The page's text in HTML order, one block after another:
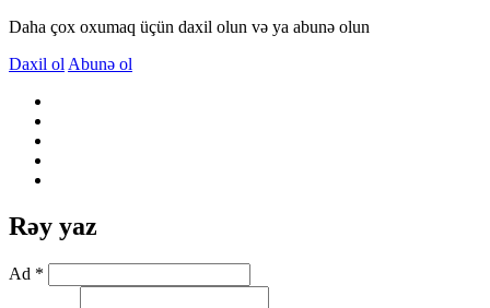
Daha çox oxumaq üçün daxil olun və ya abunə olun
Daxil ol Abunə ol
Rəy yaz
Ad *